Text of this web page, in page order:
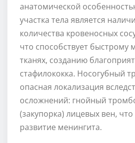
анатомической
участка тела является
количества кровеносных
что способствует быстрому
тканях, созданию
стафилококка. Носогубный
опасная локализация
осложнений: гнойный
(закупорка) лицевых вен,
развитие менингита.